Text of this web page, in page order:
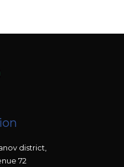
district,
72